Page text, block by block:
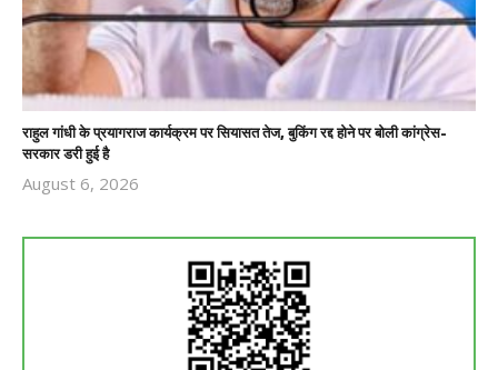
राहुल गांधी के प्रयागराज कार्यक्रम पर सियासत तेज, बुकिंग रद्द होने पर बोली कांग्रेस-
सरकार डरी हुई है
August 6, 2026